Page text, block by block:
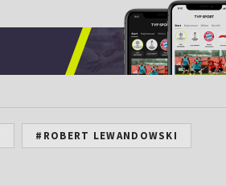
#ROBERT LEWANDOWSKI